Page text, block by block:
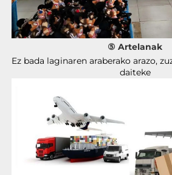
⑤ Artelanak
Ez bada laginaren araberako arazo,
daiteke